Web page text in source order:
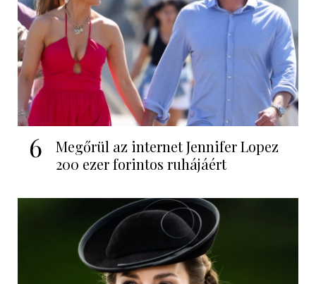
6
Megőrül az internet Jennifer Lopez
200 ezer forintos ruhájáért